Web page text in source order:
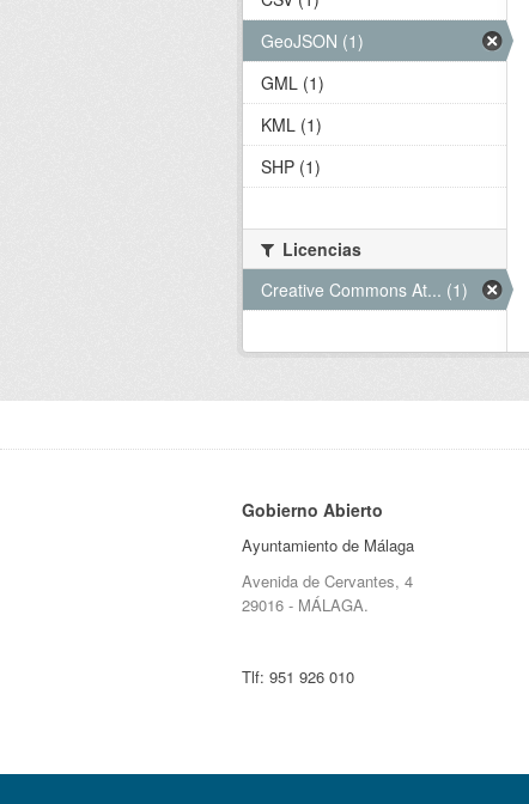
GeoJSON (1)
GML (1)
KML (1)
SHP (1)
Licencias
Creative Commons At... (1)
Gobierno Abierto
Ayuntamiento de Málaga
Avenida de Cervantes, 4
29016 - MÁLAGA.
Tlf: 951 926 010